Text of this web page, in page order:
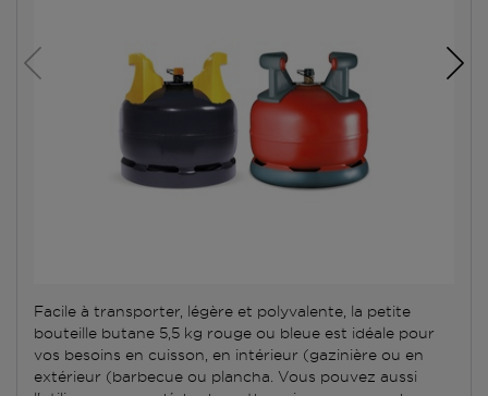
Facile à transporter, légère et polyvalente, la petite
bouteille butane 5,5 kg rouge ou bleue est idéale pour
vos besoins en cuisson, en intérieur (gazinière ou en
extérieur (barbecue ou plancha. Vous pouvez aussi